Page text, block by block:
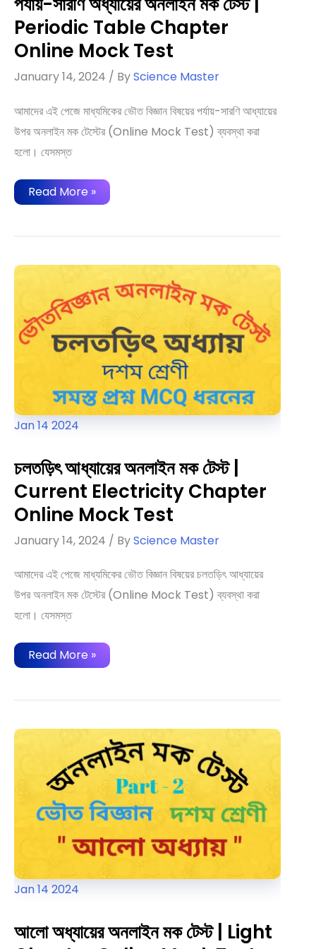
Periodic Table Chapter
Online Mock Test
January 14, 2024 / ByScience Master
আমাদের এই পেজে মাধ্যমিকের ভৌত বিজ্ঞান বিষয়ের পর্যায়-সারণি আধ্যায়ের
উপর অনলাইন মক টেস্টের (Online Mock Test) ব্যবস্থা করা
হলো। যেসমস্ত
পর্যায়-
সারণি
মক
Periodic
Online
Mock
Test
Read More »
Jan14 2024
চলতড়িৎ আধ্যায়ের অনলাইন মক টেস্ট |
Current Electricity Chapter
Online Mock Test
January 14, 2024 / ByScience Master
আমাদের এই পেজে মাধ্যমিকের ভৌত বিজ্ঞান বিষয়ের চলতড়িৎ আধ্যায়ের
উপর অনলাইন মক টেস্টের (Online Mock Test) ব্যবস্থা করা
হলো। যেসমস্ত
চলতড়িৎ
আধ্যায়ের
টেস্ট
Electricity
Test
Read More »
Jan14 2024
আলো অধ্যায়ের অনলাইন মক টেস্ট | Light